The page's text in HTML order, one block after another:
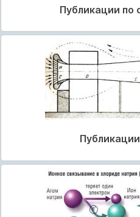
Публикации по